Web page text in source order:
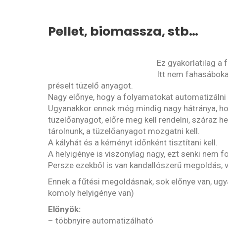
Pellet, biomassza, stb…
Ez gyakorlatilag a
Itt nem
préselt tüzelő anyagot.
Nagy előnye, hogy a folyamatokat
Ugyanakkor ennek még mindig nagy hátránya,
tüzelőanyagot, előre meg kell rendelni, száraz
tárolnunk, a tüzelőanyagot mozgatni kell.
A kályhát és a kéményt időnként tisztítani kell.
A helyigénye is viszonylag nagy, ezt senki nem
Persze ezekből is van kandallószerű
Ennek a fűtési megoldásnak, sok előnye van,
komoly helyigénye van)
Előnyök:
– többnyire automatizálható